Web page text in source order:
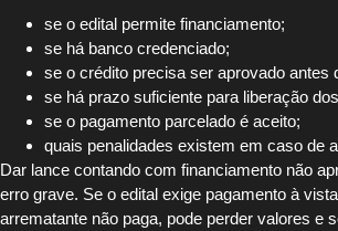
se o edital permite financiamento;
se há banco credenciado;
se o crédito precisa ser aprovado antes
se há prazo suficiente para liberação
se o pagamento parcelado é aceito;
quais penalidades existem em caso de
Dar lance contando com financiamento não
erro grave. Se o edital exige pagamento à
arrematante não paga, pode perder valores e